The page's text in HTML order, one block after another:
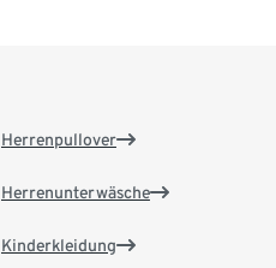
Herrenpullover
Herrenunterwäsche
Kinderkleidung